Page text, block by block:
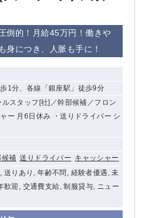
倒的！月給45万円！働きや
身につき、人脈も手に！
1分、各線「銀座駅」徒歩9分
ルスタッフ[社]／幹部候補／フロン
ー 月6日休み ・送りドライバー シ
候補 送りドライバー キャッシャー
送りあり, 年齢不問, 経験者優遇, 未
歓迎, 交通費支給, 制服貸与, ニュー
木更津
松戸
本八幡
小山
ひたち野うしく